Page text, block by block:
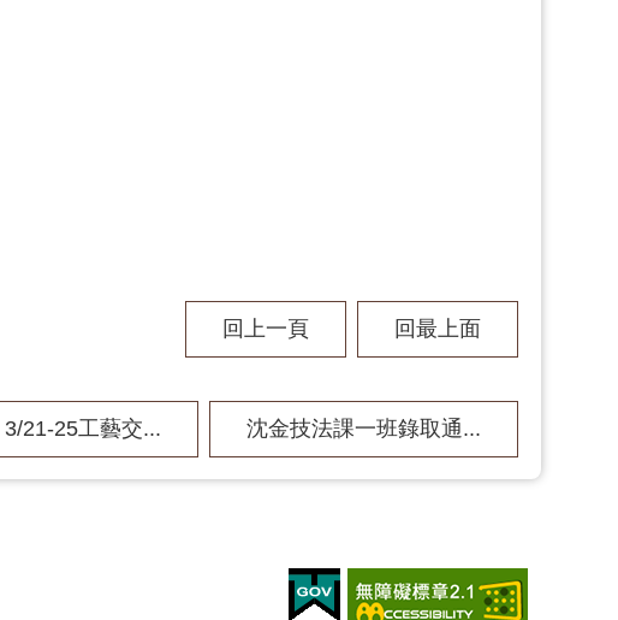
回上一頁 回最上面
3/21-25工藝交... 沈金技法課一班錄取通...